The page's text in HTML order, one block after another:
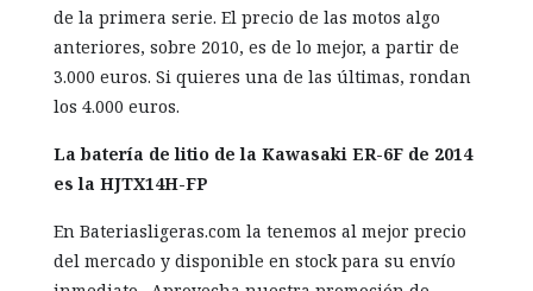
de la primera serie. El precio de las motos algo
anteriores, sobre 2010, es de lo mejor, a partir de
3.000 euros. Si quieres una de las últimas, rondan
los 4.000 euros.
La batería de litio de la Kawasaki ER-6F de 2014
es la HJTX14H-FP
En Bateriasligeras.com la tenemos al mejor precio
del mercado y disponible en stock para su envío